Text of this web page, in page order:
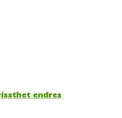
endres